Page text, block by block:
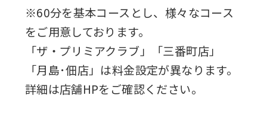
※60分を基本コースとし、様々なコース
をご用意しております。
「ザ・プリミアクラブ」「三番町店」
「月島･佃店」は料金設定が異なります。
詳細は店舗HPをご確認ください。
the
top
page.
However,
if